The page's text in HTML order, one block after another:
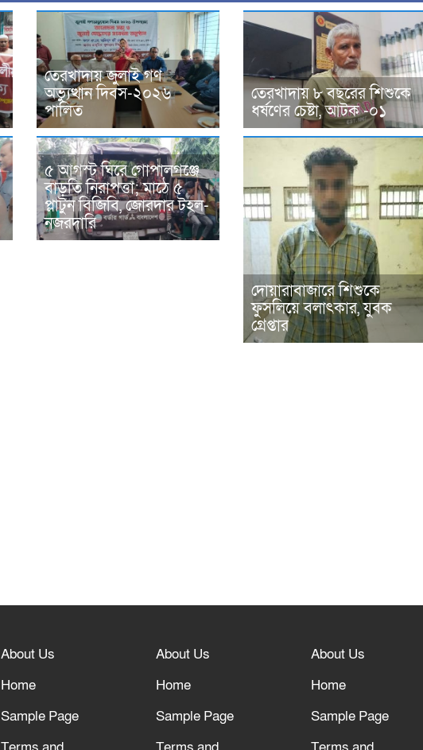
তেরখাদায় জুলাই গণ
অভ্যুত্থান দিবস-২০২৬
পালিত
তেরখাদায় ৮ বছরের শিশুকে
ধর্ষণের চেষ্টা, আটক -০১
৫ আগস্ট ঘিরে গোপালগঞ্জে
বাড়তি নিরাপত্তা; মাঠে ৫
প্লাটুন বিজিবি, জোরদার টহল-
নজরদারি
দোয়ারাবাজারে শিশুকে
ফুসলিয়ে বলাৎকার, যুবক
গ্রেপ্তার
About Us
Home
Sample Page
About Us
Home
Sample Page
About Us
Home
Sample Page